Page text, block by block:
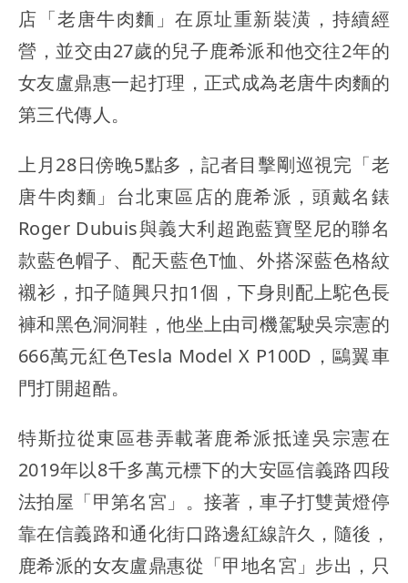
店「老唐牛肉麵」在原址重新裝潢，持續經
營，並交由27歲的兒子鹿希派和他交往2年的
女友盧鼎惠一起打理，正式成為老唐牛肉麵的
第三代傳人。
上月28日傍晚5點多，記者目擊剛巡視完「老
唐牛肉麵」台北東區店的鹿希派，頭戴名錶
Roger Dubuis與義大利超跑藍寶堅尼的聯名
款藍色帽子、配天藍色T恤、外搭深藍色格紋
襯衫，扣子隨興只扣1個，下身則配上駝色長
褲和黑色洞洞鞋，他坐上由司機駕駛吳宗憲的
666萬元紅色Tesla Model X P100D，鷗翼車
門打開超酷。
特斯拉從東區巷弄載著鹿希派抵達吳宗憲在
2019年以8千多萬元標下的大安區信義路四段
法拍屋「甲第名宮」。接著，車子打雙黃燈停
靠在信義路和通化街口路邊紅線許久，隨後，
鹿希派的女友盧鼎惠從「甲地名宮」步出，只